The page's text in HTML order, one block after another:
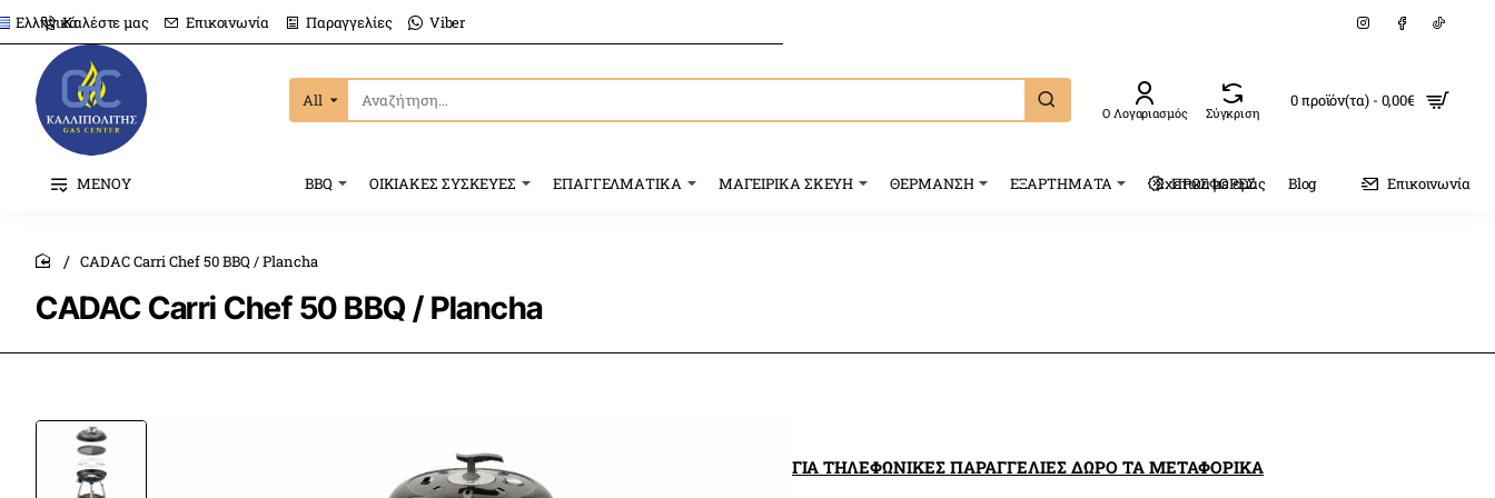
Καλέστε μας Επικοινωνία Παραγγελίες Viber
Ελληνικά
All
Αναζήτηση... Ο Λογαριασμός Σύγκριση
0 προϊόν(τα) - 0,00€
ΜΕΝΟΥ BBQ ΟΙΚΙΑΚΕΣ ΣΥΣΚΕΥΕΣ ΕΠΑΓΓΕΛΜΑΤΙΚΑ ΜΑΓΕΙΡΙΚΑ ΣΚΕΥΗ ΘΕΡΜΑΝΣΗ ΕΞΑΡΤΗΜΑΤΑ ΠΡΟΣΦΟΡΕΣ
Σχετικα με εμάς Blog Επικοινωνία
CADAC Carri Chef 50 BBQ / Plancha
home
CADAC Carri Chef 50 BBQ / Plancha
ΓΙΑ ΤΗΛΕΦΩΝΙΚΕΣ ΠΑΡΑΓΓΕΛΙΕΣ ΔΩΡΟ ΤΑ ΜΕΤΑΦΟΡΙΚΑ